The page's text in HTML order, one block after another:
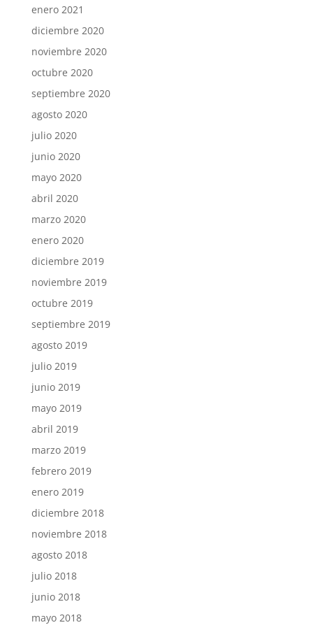
enero 2021
diciembre 2020
noviembre 2020
octubre 2020
septiembre 2020
agosto 2020
julio 2020
junio 2020
mayo 2020
abril 2020
marzo 2020
enero 2020
diciembre 2019
noviembre 2019
octubre 2019
septiembre 2019
agosto 2019
julio 2019
junio 2019
mayo 2019
abril 2019
marzo 2019
febrero 2019
enero 2019
diciembre 2018
noviembre 2018
agosto 2018
julio 2018
junio 2018
mayo 2018